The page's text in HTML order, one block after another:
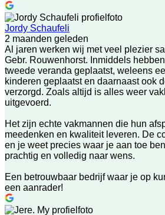
Jordy Schaufeli
2 maanden geleden
Al jaren werken wij met veel plezier
Gebr. Rouwenhorst. Inmiddels
tweede veranda geplaatst, weleens
kinderen geplaatst en daarnaast ook
verzorgd. Zoals altijd is alles weer
uitgevoerd.
Het zijn echte vakmannen die hun
meedenken en kwaliteit leveren. De
en je weet precies waar je aan toe
prachtig en volledig naar wens.
Een betrouwbaar bedrijf waar je op
een aanrader!